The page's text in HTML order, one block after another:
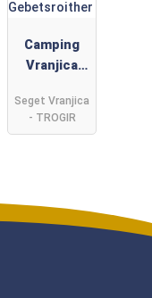
Camping
Vranjica
Gebetsroith
Seget Vranjica
- TROGIR